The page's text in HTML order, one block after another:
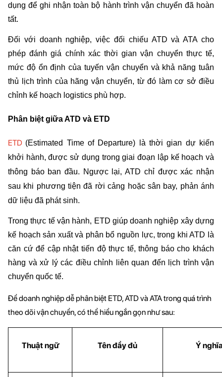
dụng để ghi nhận toàn bộ hành trình vận chuyển đã hoàn
tất.
Đối với doanh nghiệp, việc đối chiếu ATD và ATA cho
phép đánh giá chính xác thời gian vận chuyển thực tế,
mức độ ổn định của tuyến vận chuyển và khả năng tuân
thủ lịch trình của hãng vận chuyển, từ đó làm cơ sở điều
chỉnh kế hoạch logistics phù hợp.
Phân biệt giữa ATD và ETD
ETD (Estimated Time of Departure) là thời gian dự kiến
khởi hành, được sử dụng trong giai đoạn lập kế hoạch và
thông báo ban đầu. Ngược lại, ATD chỉ được xác nhận
sau khi phương tiện đã rời cảng hoặc sân bay, phản ánh
dữ liệu đã phát sinh.
Trong thực tế vận hành, ETD giúp doanh nghiệp xây dựng
kế hoạch sản xuất và phân bổ nguồn lực, trong khi ATD là
căn cứ để cập nhật tiến độ thực tế, thông báo cho khách
hàng và xử lý các điều chỉnh liên quan đến lịch trình vận
chuyển quốc tế.
Để doanh nghiệp dễ phân biệt ETD, ATD và ATA trong quá trình
theo dõi vận chuyển, có thể hiểu ngắn gọn như sau:
Thuật ngữ Tên đầy đủ Ý